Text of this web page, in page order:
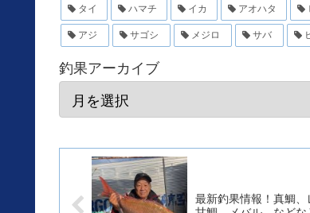
タイ ハマチ イカ アオハタ
アジ サゴシ メジロ サバ
釣果アーカイブ
最新釣果情報！真鯛、